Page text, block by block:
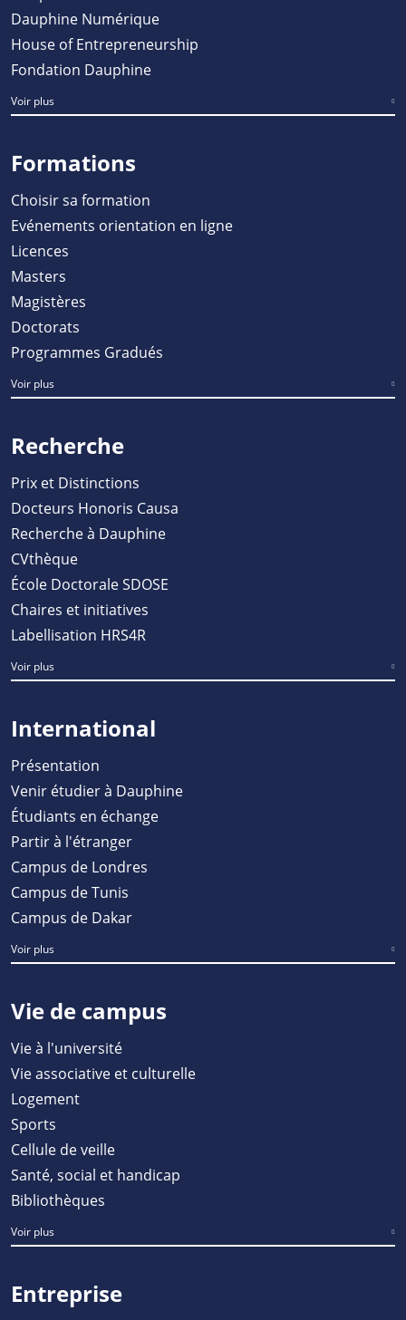
Dauphine Numérique
House of Entrepreneurship
Fondation Dauphine
Voir plus
Formations
Choisir sa formation
Evénements orientation en ligne
Licences
Masters
Magistères
Doctorats
Programmes Gradués
Voir plus
Recherche
Prix et Distinctions
Docteurs Honoris Causa
Recherche à Dauphine
CVthèque
École Doctorale SDOSE
Chaires et initiatives
Labellisation HRS4R
Voir plus
International
Présentation
Venir étudier à Dauphine
Étudiants en échange
Partir à l'étranger
Campus de Londres
Campus de Tunis
Campus de Dakar
Voir plus
Vie de campus
Vie à l'université
Vie associative et culturelle
Logement
Sports
Cellule de veille
Santé, social et handicap
Bibliothèques
Voir plus
Entreprise